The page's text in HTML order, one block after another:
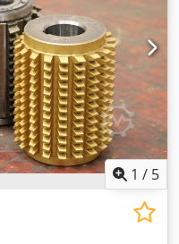
1 / 5